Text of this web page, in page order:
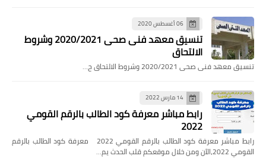
06 أغسطس 2020
تنسيق معهد فنى صحى 2020/2021 وشروط
الالتحاق
تنسيق معهد فنى صحى 2020/2021 وشروط الالتحاق ح…
14 مارس 2022
رابط مباشر معرفة كود الطالب بالرقم القومي
2022
رابط مباشر معرفة كود الطالب بالرقم القومي 2022 معرفة كود الطالب بالرقم
القومي 2022،الآن ومن خلال موقعكم قلب الحدث يم…